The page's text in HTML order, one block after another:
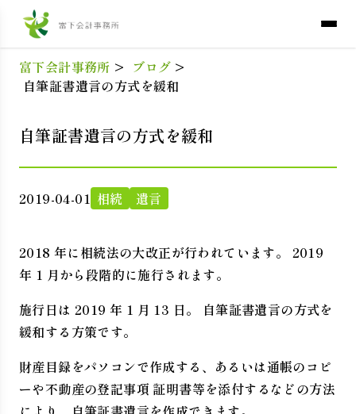
富下会計事務所 > ブログ >
自筆証書遺言の方式を緩和
自筆証書遺言の方式を緩和
2019-04-01 相続 遺言
2018 年に相続法の大改正が行われています。 2019
年 1 月から段階的に施行されます。
施行日は 2019 年 1 月 13 日。 自筆証書遺言の方式を
緩和する方策です。
財産目録をパソコンで作成する、あるいは通帳のコピ
ーや不動産の登記事項 証明書等を添付するなどの方法